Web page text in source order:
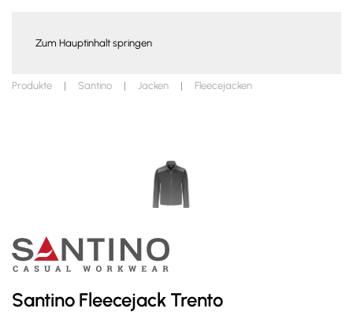
Zum Hauptinhalt springen
Produkte Santino Jacken Fleecejacken
Santino Fleecejack Trento